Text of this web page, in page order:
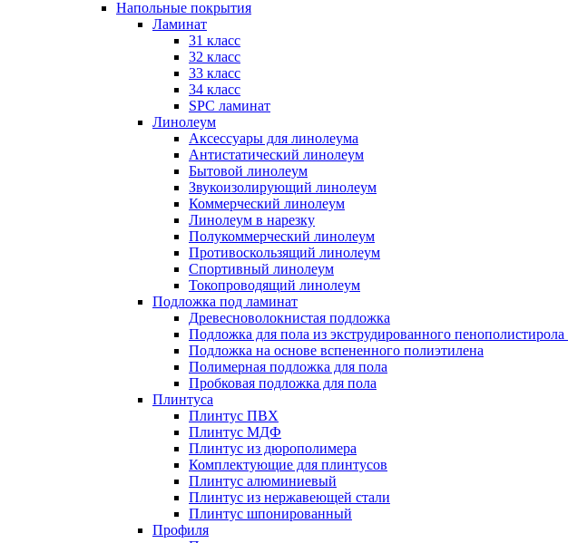
Напольные покрытия
Ламинат
31 класс
32 класс
33 класс
34 класс
SPC ламинат
Линолеум
Аксессуары для линолеума
Антистатический линолеум
Бытовой линолеум
Звукоизолирующий линолеум
Коммерческий линолеум
Линолеум в нарезку
Полукоммерческий линолеум
Противоскользящий линолеум
Спортивный линолеум
Токопроводящий линолеум
Подложка под ламинат
Древесноволокнистая подложка
Подложка для пола из экструдированного
Подложка на основе вспененного полиэтилена
Полимерная подложка для пола
Пробковая подложка для пола
Плинтуса
Плинтус ПВХ
Плинтус МДФ
Плинтус из дюрополимера
Комплектующие для плинтусов
Плинтус алюминиевый
Плинтус из нержавеющей стали
Плинтус шпонированный
Профиля